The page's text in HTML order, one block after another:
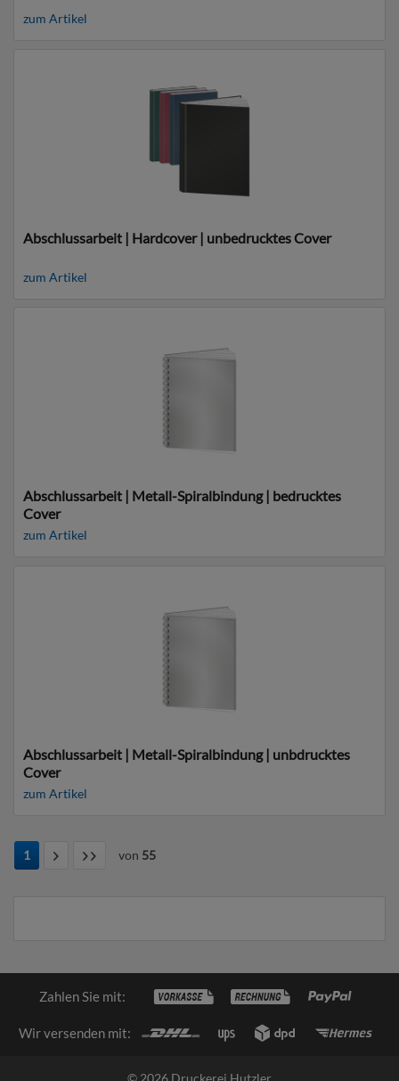
zum Artikel
Abschlussarbeit | Hardcover | unbedrucktes Cover
zum Artikel
Abschlussarbeit | Metall-Spiralbindung | bedrucktes
Cover
zum Artikel
Abschlussarbeit | Metall-Spiralbindung | unbdrucktes
Cover
zum Artikel
1 von 55
Zahlen Sie mit:
Wir versenden mit:
© 2026 Druckerei Hutzler